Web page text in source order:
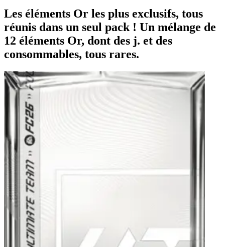
Les éléments Or les plus exclusifs, tous
réunis dans un seul pack ! Un mélange de
12 éléments Or, dont des j. et des
consommables, tous rares.